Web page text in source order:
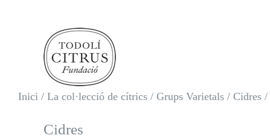
Inici / La col·lecció de cítrics / Grups Varietals / Cidres /
Cidres